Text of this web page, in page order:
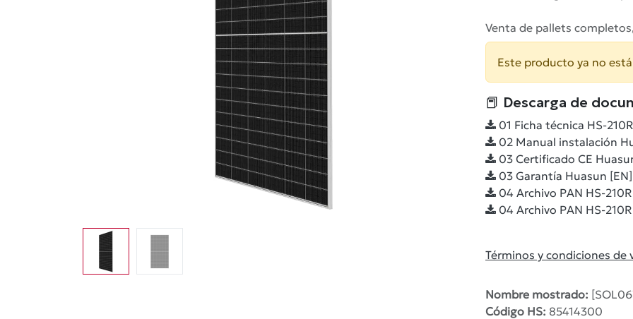
Venta de pallets
Este producto ya no
📕 Descarga de
01 Ficha técnica HS-
02 Manual instalación
03 Certificado CE
03 Garantía Huasun [EN]
04 Archivo PAN HS-
04 Archivo PAN HS-
Términos y condiciones de
Nombre mostrado:
Código HS: 85414300